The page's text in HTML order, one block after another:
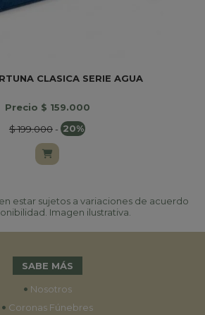
CLASICA SERIE AGUA
Precio $ 159.000
$ 199.000- 20%
estar sujetos a variaciones de acuerdo
Imagen ilustrativa.
SABE MÁS
• Nosotros
• Coronas Fúnebres